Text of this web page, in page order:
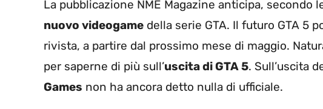
La pubblicazione NME Magazine anticipa, secondo
nuovo videogame della serie GTA. Il futuro GTA 5
rivista, a partire dal prossimo mese di maggio.
per saperne di più sull’uscita di GTA 5. Sull’uscita
Games non ha ancora detto nulla di ufficiale.